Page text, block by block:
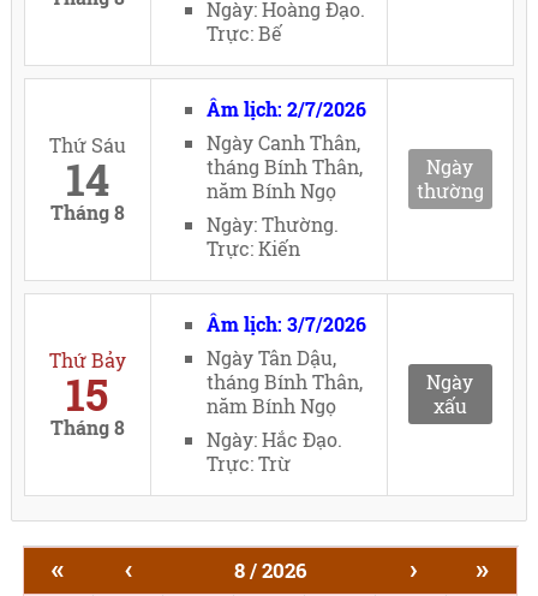
Ngày: Hoàng Đạo.
Trực: Bế
Thứ Sáu
14
Tháng 8
Âm lịch: 2/7/2026
Ngày Canh Thân,
tháng Bính Thân,
năm Bính Ngọ
Ngày: Thường.
Trực: Kiến
Ngày
thường
Thứ Bảy
15
Tháng 8
Âm lịch: 3/7/2026
Ngày Tân Dậu,
tháng Bính Thân,
năm Bính Ngọ
Ngày: Hắc Đạo.
Trực: Trừ
Ngày
xấu
« ‹ 8 / 2026 › »